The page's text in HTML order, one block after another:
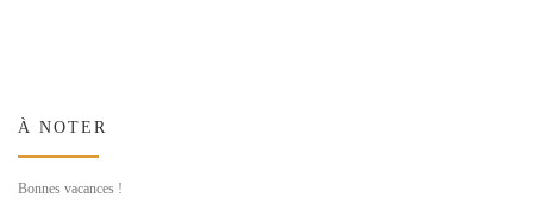
À NOTER
Bonnes vacances !